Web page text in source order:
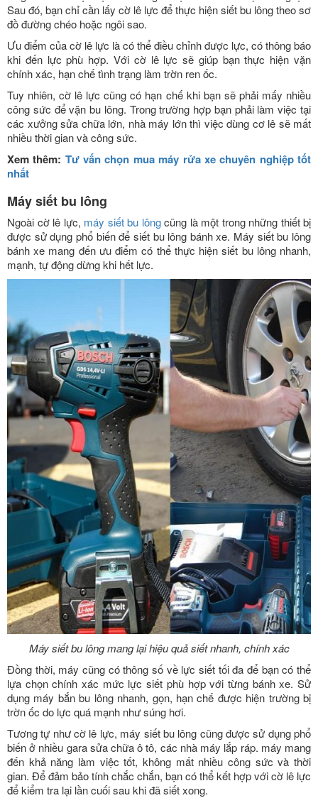
Sau đó, bạn chỉ cần lấy cờ lê lực để thực hiện siết bu lông theo sơ
đồ đường chéo hoặc ngôi sao.
Ưu điểm của cờ lê lực là có thể điều chỉnh được lực, có thông báo
khi đến lực phù hợp. Với cờ lê lực sẽ giúp bạn thực hiện vặn
chính xác, hạn chế tình trạng làm trờn ren ốc.
Tuy nhiên, cờ lê lực cũng có hạn chế khi bạn sẽ phải mấy nhiều
công sức để vặn bu lông. Trong trường hợp bạn phải làm việc tại
các xưởng sửa chữa lớn, nhà máy lớn thì việc dùng cơ lê sẽ mất
nhiều thời gian và công sức.
Xem thêm: Tư vấn chọn mua máy rửa xe chuyên nghiệp tốt
nhất
Máy siết bu lông
Ngoài cờ lê lực, máy siết bu lôngcũng là một trong những thiết bị
được sử dụng phổ biến để siết bu lông bánh xe. Máy siết bu lông
bánh xe mang đến ưu điểm có thể thực hiện siết bu lông nhanh,
mạnh, tự động dừng khi hết lực.
Máy siết bu lông mang lại hiệu quả siết nhanh, chính xác
Đồng thời, máy cũng có thông số về lực siết tối đa để bạn có thể
lựa chọn chính xác mức lực siết phù hợp với từng bánh xe. Sử
dụng máy bắn bu lông nhanh, gọn, hạn chế được hiện trường bị
trờn ốc do lực quá mạnh như súng hơi.
Tương tự như cờ lê lực, máy siết bu lông cũng được sử dụng phổ
biến ở nhiều gara sửa chữa ô tô, các nhà máy lắp ráp. máy mang
đến khả năng làm việc tốt, không mất nhiều công sức và thời
gian. Để đảm bảo tính chắc chắn, bạn có thể kết hợp với cờ lê lực
để kiểm tra lại lần cuối sau khi đã siết xong.